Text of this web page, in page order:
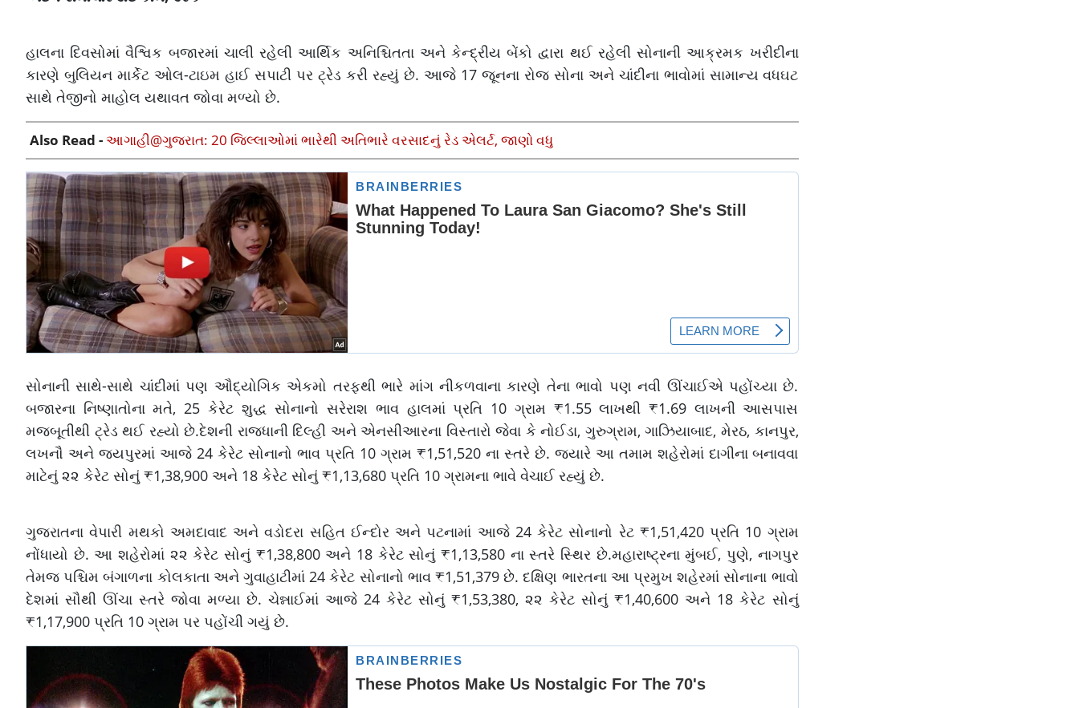
હાલના દિવસોમાં વૈશ્વિક બજારમાં ચાલી રહેલી આર્થિક અનિશ્ચિતતા અને કેન્દ્રીય બેંકો દ્વારા થઈ રહેલી સોનાની આક્રમક ખરીદીના
કારણે બુલિયન માર્કેટ ઓલ-ટાઇમ હાઈ સપાટી પર ટ્રેડ કરી રહ્યું છે. આજે 17 જૂનના રોજ સોના અને ચાંદીના ભાવોમાં સામાન્ય વધઘટ
સાથે તેજીનો માહોલ યથાવત જોવા મળ્યો છે.
Also Read -આગાહી@ગુજરાત: 20 જિલ્લાઓમાં ભારેથી અતિભારે વરસાદનું રેડ એલર્ટ, જાણો વધુ
સોનાની સાથે-સાથે ચાંદીમાં પણ ઔદ્યોગિક એકમો તરફથી ભારે માંગ નીકળવાના કારણે તેના ભાવો પણ નવી ઊંચાઈએ પહોંચ્યા છે.
બજારના નિષ્ણાતોના મતે, 25 કેરેટ શુદ્ધ સોનાનો સરેરાશ ભાવ હાલમાં પ્રતિ 10 ગ્રામ ₹1.55 લાખથી ₹1.69 લાખની આસપાસ
મજબૂતીથી ટ્રેડ થઈ રહ્યો છે.દેશની રાજધાની દિલ્હી અને એનસીઆરના વિસ્તારો જેવા કે નોઈડા, ગુરુગ્રામ, ગાઝિયાબાદ, મેરઠ, કાનપુર,
લખનૌ અને જયપુરમાં આજે 24 કેરેટ સોનાનો ભાવ પ્રતિ 10 ગ્રામ ₹1,51,520 ના સ્તરે છે. જ્યારે આ તમામ શહેરોમાં દાગીના બનાવવા
માટેનું ૨૨ કેરેટ સોનું ₹1,38,900 અને 18 કેરેટ સોનું ₹1,13,680 પ્રતિ 10 ગ્રામના ભાવે વેચાઈ રહ્યું છે.
ગુજરાતના વેપારી મથકો અમદાવાદ અને વડોદરા સહિત ઈન્દોર અને પટનામાં આજે 24 કેરેટ સોનાનો રેટ ₹1,51,420 પ્રતિ 10 ગ્રામ
નોંધાયો છે. આ શહેરોમાં ૨૨ કેરેટ સોનું ₹1,38,800 અને 18 કેરેટ સોનું ₹1,13,580 ના સ્તરે સ્થિર છે.મહારાષ્ટ્રના મુંબઈ, પુણે, નાગપુર
તેમજ પશ્ચિમ બંગાળના કોલકાતા અને ગુવાહાટીમાં 24 કેરેટ સોનાનો ભાવ ₹1,51,379 છે. દક્ષિણ ભારતના આ પ્રમુખ શહેરમાં સોનાના ભાવો
દેશમાં સૌથી ઊંચા સ્તરે જોવા મળ્યા છે. ચેન્નાઈમાં આજે 24 કેરેટ સોનું ₹1,53,380, ૨૨ કેરેટ સોનું ₹1,40,600 અને 18 કેરેટ સોનું
₹1,17,900 પ્રતિ 10 ગ્રામ પર પહોંચી ગયું છે.